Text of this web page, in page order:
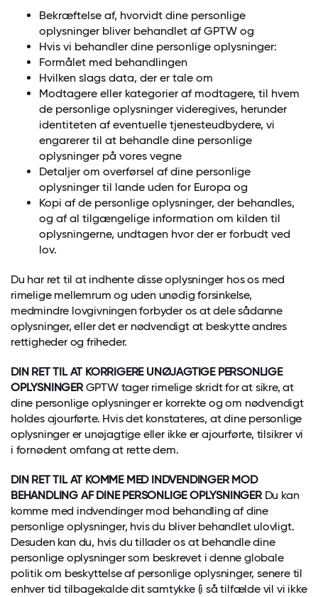
Bekræftelse af, hvorvidt dine personlige
oplysninger bliver behandlet af GPTW og
Hvis vi behandler dine personlige oplysninger:
Formålet med behandlingen
Hvilken slags data, der er tale om
Modtagere eller kategorier af modtagere, til hvem
de personlige oplysninger videregives, herunder
identiteten af eventuelle tjenesteudbydere, vi
engarerer til at behandle dine personlige
oplysninger på vores vegne
Detaljer om overførsel af dine personlige
oplysninger til lande uden for Europa og
Kopi af de personlige oplysninger, der behandles,
og af al tilgængelige information om kilden til
oplysningerne, undtagen hvor der er forbudt ved
lov.
Du har ret til at indhente disse oplysninger hos os med
rimelige mellemrum og uden unødig forsinkelse,
medmindre lovgivningen forbyder os at dele sådanne
oplysninger, eller det er nødvendigt at beskytte andres
rettigheder og friheder.
DIN RET TIL AT KORRIGERE UNØJAGTIGE PERSONLIGE
OPLYSNINGERGPTW tager rimelige skridt for at sikre, at
dine personlige oplysninger er korrekte og om nødvendigt
holdes ajourførte. Hvis det konstateres, at dine personlige
oplysninger er unøjagtige eller ikke er ajourførte, tilsikrer vi
i fornødent omfang at rette dem.
DIN RET TIL AT KOMME MED INDVENDINGER MOD
BEHANDLING AF DINE PERSONLIGE OPLYSNINGERDu kan
komme med indvendinger mod behandling af dine
personlige oplysninger, hvis du bliver behandlet ulovligt.
Desuden kan du, hvis du tillader os at behandle dine
personlige oplysninger som beskrevet i denne globale
politik om beskyttelse af personlige oplysninger, senere til
enhver tid tilbagekalde dit samtykke (i så tilfælde vil vi ikke